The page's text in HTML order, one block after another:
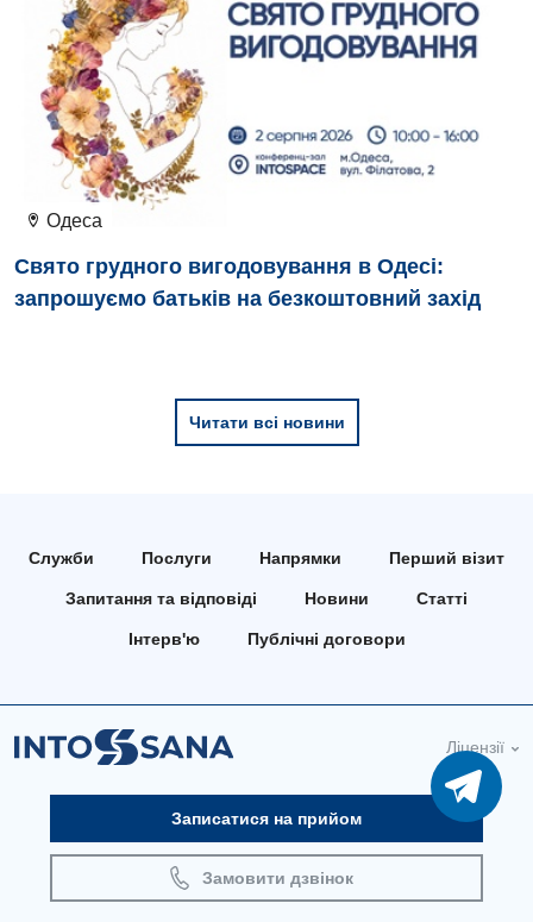
Кардіохірургія
Мамологія
Медична психологія
Неврологія
Нейрохірургія
Оториноларингологія
Терапевтичне відділення
Травматологічне відділення
Урологічне відділення
Одеса
Свято грудного вигодовування в Одесі:
запрошуємо батьків на безкоштовний захід
Читати всі новини
Служби Послуги Напрямки Перший візит
Запитання та відповіді Новини Статті
Інтерв'ю Публічні договори
Ліцензії
Записатися на прийом
Замовити дзвінок